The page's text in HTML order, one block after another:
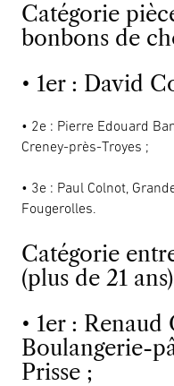
Catégorie
bonbons de
• 1er : David
• 2e : Pierre Edouard
Creney-près-Troyes ;
• 3e : Paul Colnot,
Fougerolles.
Catégorie
(plus de 21 ans)
• 1er : Renaud
Boulangerie-
Prisse ;